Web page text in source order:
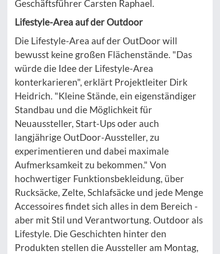
Geschäftsführer Carsten Raphael.
Lifestyle-Area auf der Outdoor
Die Lifestyle-Area auf der OutDoor will
bewusst keine großen Flächenstände. "Das
würde die Idee der Lifestyle-Area
konterkarieren", erklärt Projektleiter Dirk
Heidrich. "Kleine Stände, ein eigenständiger
Standbau und die Möglichkeit für
Neuaussteller, Start-Ups oder auch
langjährige OutDoor-Aussteller, zu
experimentieren und dabei maximale
Aufmerksamkeit zu bekommen." Von
hochwertiger Funktionsbekleidung, über
Rucksäcke, Zelte, Schlafsäcke und jede Menge
Accessoires findet sich alles in dem Bereich -
aber mit Stil und Verantwortung. Outdoor als
Lifestyle. Die Geschichten hinter den
Produkten stellen die Aussteller am Montag,